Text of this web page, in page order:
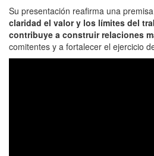
Su presentación reafirma una
claridad el valor y los límites del
contribuye a construir relaciones
comitentes y a fortalecer el ejercicio